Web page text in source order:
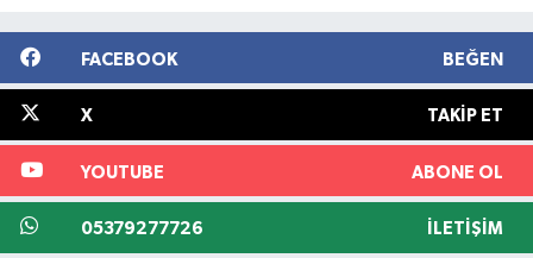
FACEBOOK BEĞEN
X TAKIP ET
YOUTUBE ABONE OL
05379277726 İLETIŞIM